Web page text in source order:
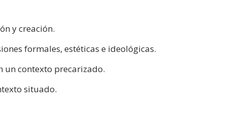
y creación.
formales, estéticas e ideológicas.
un contexto precarizado.
situado.